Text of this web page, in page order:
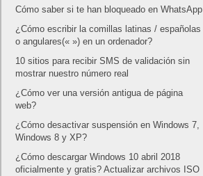
Cómo saber si te han bloqueado en WhatsApp
¿Cómo escribir la comillas latinas / españolas
o angulares(« ») en un ordenador?
10 sitios para recibir SMS de validación sin
mostrar nuestro número real
¿Cómo ver una versión antigua de página
web?
¿Cómo desactivar suspensión en Windows 7,
Windows 8 y XP?
¿Cómo descargar Windows 10 abril 2018
oficialmente y gratis? Actualizar archivos ISO